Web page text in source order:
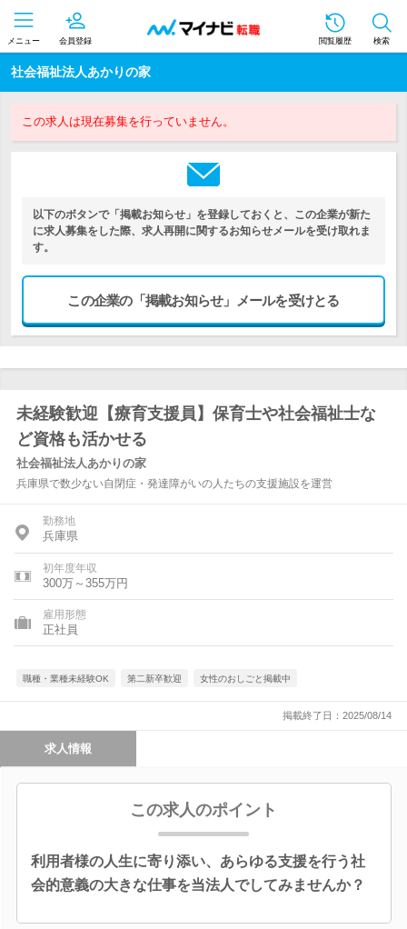
メニュー 会員登録 閲覧履歴 検索
社会福祉法人あかりの家
この求人は現在募集を行っていません。
以下のボタンで「掲載お知らせ」を登録しておくと、この企業が新た
に求人募集をした際、求人再開に関するお知らせメールを受け取れま
す。
この企業の「掲載お知らせ」メールを受けとる
未経験歓迎【療育支援員】保育士や社会福祉士な
ど資格も活かせる
社会福祉法人あかりの家
兵庫県で数少ない自閉症・発達障がいの人たちの支援施設を運営
勤務地
兵庫県
初年度年収
300万～355万円
雇用形態
正社員
職種・業種未経験OK 第二新卒歓迎 女性のおしごと掲載中
掲載終了日：2025/08/14
求人情報
この求人のポイント
利用者様の人生に寄り添い、あらゆる支援を行う社
会的意義の大きな仕事を当法人でしてみませんか？